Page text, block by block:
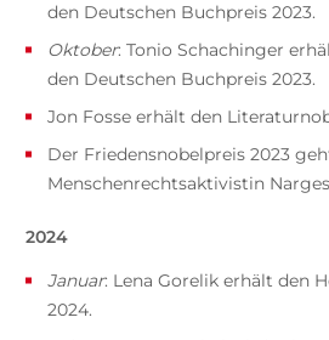
den Deutschen Buchpreis 2023.
Oktober: Tonio Schachinger
den Deutschen Buchpreis 2023.
Jon Fosse erhält den
Der Friedensnobelpreis 2023
Menschenrechtsaktivistin
2024
Januar: Lena Gorelik erhält den
2024.